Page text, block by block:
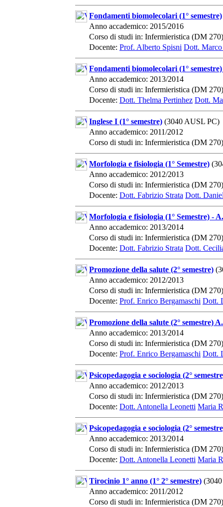
Fondamenti biomolecolari (1° semestre)
Anno accademico: 2015/2016
Corso di studi in: Infermieristica (DM 270)
Docente: Prof. Alberto Spisni Dott.
Fondamenti biomolecolari (1°
Anno accademico: 2013/2014
Corso di studi in: Infermieristica (DM 270)
Docente: Dott. Thelma Pertinhez Dott.
Inglese I (1° semestre) (3040 AUSL PC)
Anno accademico: 2011/2012
Corso di studi in: Infermieristica (DM 270)
Morfologia e fisiologia (1° Semestre)
Anno accademico: 2012/2013
Corso di studi in: Infermieristica (DM 270)
Docente: Dott. Fabrizio Strata Dott.
Morfologia e fisiologia (1° Semestre) -
Anno accademico: 2013/2014
Corso di studi in: Infermieristica (DM 270)
Docente: Dott. Fabrizio Strata Dott.
Promozione della salute (2° semestre)
Anno accademico: 2012/2013
Corso di studi in: Infermieristica (DM 270)
Docente: Prof. Enrico Bergamaschi Dott.
Promozione della salute (2° semestre)
Anno accademico: 2013/2014
Corso di studi in: Infermieristica (DM 270)
Docente: Prof. Enrico Bergamaschi Dott.
Psicopedagogia e sociologia (2°
Anno accademico: 2012/2013
Corso di studi in: Infermieristica (DM 270)
Docente: Dott. Antonella Leonetti Maria
Psicopedagogia e sociologia (2°
Anno accademico: 2013/2014
Corso di studi in: Infermieristica (DM 270)
Docente: Dott. Antonella Leonetti Maria
Tirocinio 1° anno (1° 2° semestre)
Anno accademico: 2011/2012
Corso di studi in: Infermieristica (DM 270)